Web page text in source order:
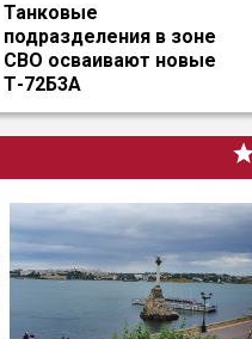
Танковые
подразделения в зоне
СВО осваивают новые
Т-72Б3А